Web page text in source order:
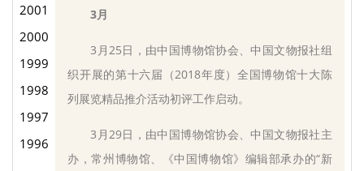
2001
2000
1999
1998
1997
1996
3月
3月25日，由中国博物馆协会、中国文物报社组
织开展的第十六届（2018年度）全国博物馆十大陈
列展览精品推介活动初评工作启动。
3月29日，由中国博物馆协会、中国文物报社主
办，常州博物馆、《中国博物馆》编辑部承办的“新